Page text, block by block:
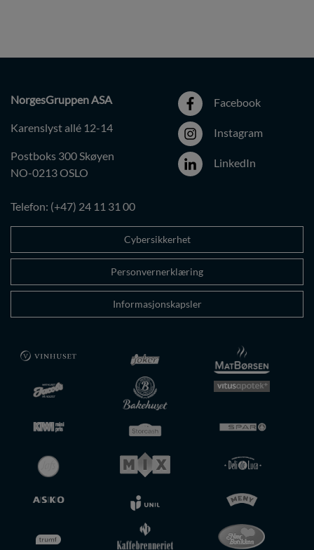
NorgesGruppen ASA
Karenslyst allé 12-14
Postboks 300 Skøyen
NO-0213 OSLO
Telefon: (+47) 24 11 31 00
Facebook
Instagram
LinkedIn
Cybersikkerhet
Personvernerklæring
Informasjonskapsler